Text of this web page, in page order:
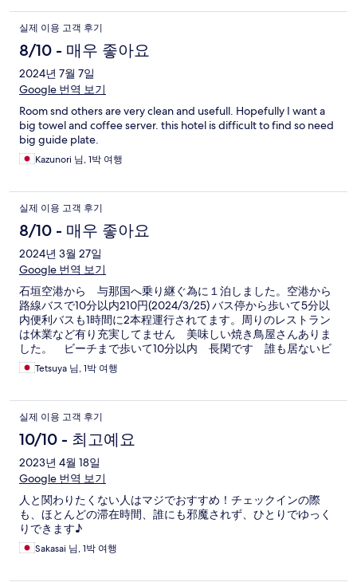
실제 이용 고객 후기
8/10 - 매우 좋아요
2024년 7월 7일
Google 번역 보기
Room snd others are very clean and usefull. Hopefully I want a
big towel and coffee server. this hotel is difficult to find so need
big guide plate.
Kazunori 님, 1박 여행
실제 이용 고객 후기
8/10 - 매우 좋아요
2024년 3월 27일
Google 번역 보기
石垣空港から 与那国へ乗り継ぐ為に１泊しました。空港から
路線バスで10分以内210円(2024/3/25) バス停から歩いて5分以
内便利バスも1時間に2本程運行されてます。周りのレストラン
は休業など有り充実してません 美味しい焼き鳥屋さんありま
した。 ビーチまで歩いて10分以内 長閑です 誰も居ないビ
ーチで 最果て感満喫 部屋は広く お風呂も改装された綺麗な
ユニット お湯貯められます(共同) 流し台調理器具食器も自由
か 有りましたが お値段的に十分満足の行く お宿でした。
Tetsuya 님, 1박 여행
실제 이용 고객 후기
10/10 - 최고예요
2023년 4월 18일
Google 번역 보기
人と関わりたくない人はマジでおすすめ！チェックインの際
も、ほとんどの滞在時間、誰にも邪魔されず、ひとりでゆっく
りできます♪
Sakasai 님, 1박 여행